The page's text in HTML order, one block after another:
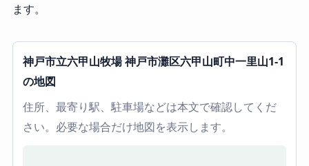
ます。
神戸市立六甲山牧場 神戸市灘区六甲山町中一里山1-1
の地図
住所、最寄り駅、駐車場などは本文で確認してくだ
さい。必要な場合だけ地図を表示します。